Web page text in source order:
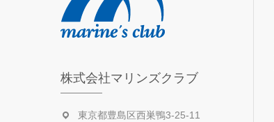
株式会社マリンズクラブ
東京都豊島区西巣鴨3-25-11